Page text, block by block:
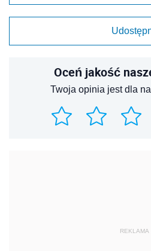
Oceń jakość
Twoja opinia jest dla
REKLAMA